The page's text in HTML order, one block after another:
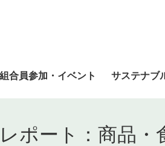
組合員参加・イベント サステナブ
ポート：商品・